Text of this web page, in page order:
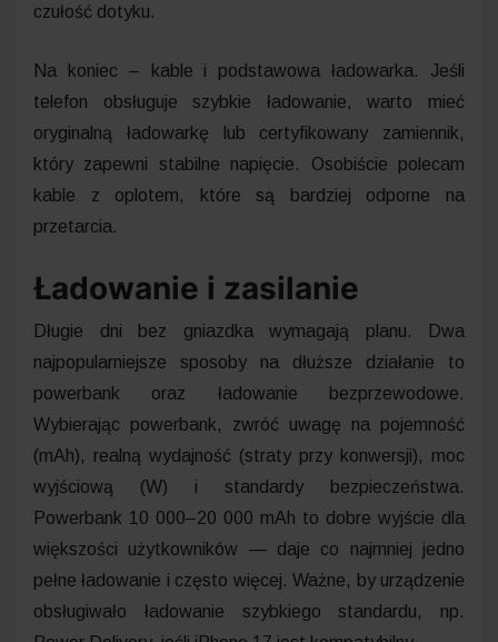
czułość dotyku.
Na koniec – kable i podstawowa ładowarka. Jeśli
telefon obsługuje szybkie ładowanie, warto mieć
oryginalną ładowarkę lub certyfikowany zamiennik,
który zapewni stabilne napięcie. Osobiście polecam
kable z oplotem, które są bardziej odporne na
przetarcia.
Ładowanie i zasilanie
Długie dni bez gniazdka wymagają planu. Dwa
najpopularniejsze sposoby na dłuższe działanie to
powerbank oraz ładowanie bezprzewodowe.
Wybierając powerbank, zwróć uwagę na pojemność
(mAh), realną wydajność (straty przy konwersji), moc
wyjściową (W) i standardy bezpieczeństwa.
Powerbank 10 000–20 000 mAh to dobre wyjście dla
większości użytkowników — daje co najmniej jedno
pełne ładowanie i często więcej. Ważne, by urządzenie
obsługiwało ładowanie szybkiego standardu, np.